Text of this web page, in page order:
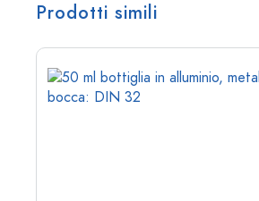
Prodotti simili